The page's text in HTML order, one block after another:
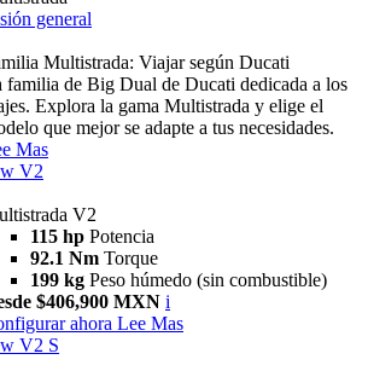
general
Multistrada: Viajar según Ducati
familia de Big Dual de Ducati dedicada a los
Explora la gama Multistrada y elige el
que mejor se adapte a tus necesidades.
Mas
V2
V2
115 hp Potencia
92.1 Nm Torque
199 kg Peso húmedo (sin combustible)
$406,900 MXN i
ahora Lee Mas
V2 S